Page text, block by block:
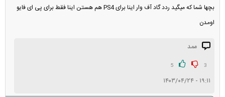
بچها شما که میگید ردد گاد آف وار اینا برای PS4 هم هستن اینا فقط برای پی ای فایو
اومدن
ممد
3
5
۱۹:۱۱ - ۱۴۰۳/۰۴/۲۴